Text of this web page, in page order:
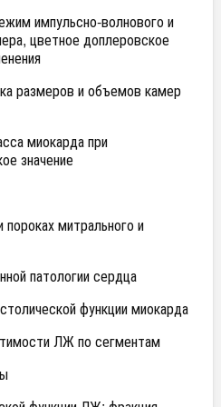
импульсно-волнового и
цветное доплеровское
размеров и объемов камер
миокарда при
значение
пороках митрального и
патологии сердца
функции миокарда
ЛЖ по сегментам